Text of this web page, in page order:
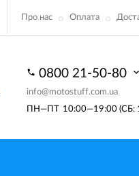
Про нас Оплата
ПН—ПТ 10:00—19:00 (СБ:
0800 21-50-80
info@motostuff.com.ua